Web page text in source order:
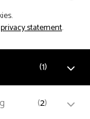
privacy statement.
(1)
(2)
Terug naar